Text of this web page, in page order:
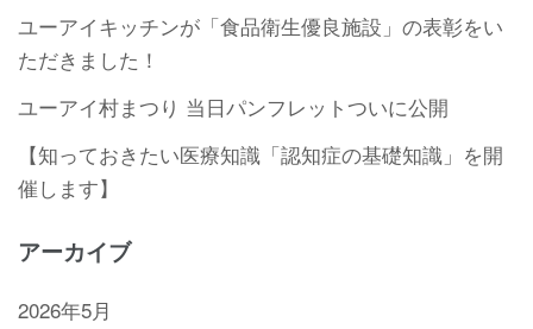
ユーアイキッチンが「食品衛生優良施設」の表彰をい
ただきました！
ユーアイ村まつり 当日パンフレットついに公開
【知っておきたい医療知識「認知症の基礎知識」を開
催します】
アーカイブ
2026年5月